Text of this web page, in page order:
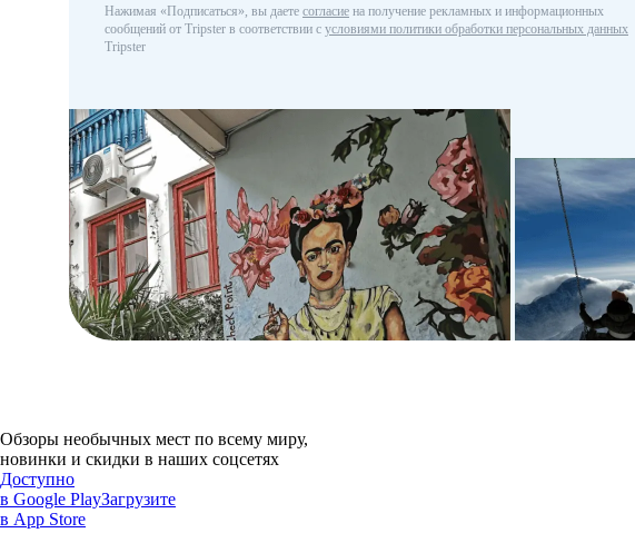
Нажимая «Подписаться», вы даете согласие на получение рекламных и информационных
сообщений от Tripster в соответствии c условиями политики обработки персональных данных
Tripster
Обзоры необычных мест по всему миру,
новинки и скидки в наших соцсетях
Доступно
в Google PlayЗагрузите
в App Store